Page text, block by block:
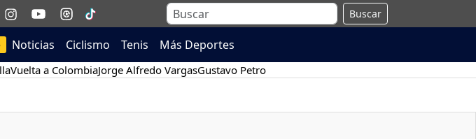
Buscar
Noticias Ciclismo Tenis Más Deportes
Vuelta a ColombiaJorge Alfredo VargasGustavo Petro